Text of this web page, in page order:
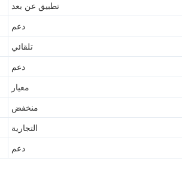
تطبيق عن بعد
دعم
تلقائي
دعم
معيار
منخفض
التجارية
دعم